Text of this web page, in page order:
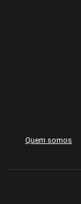
Quem somos